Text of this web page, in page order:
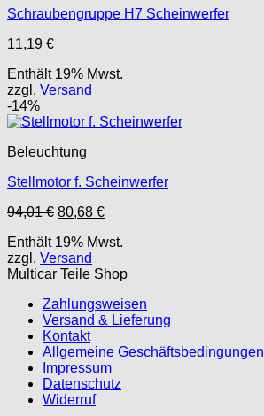
Schraubengruppe H7 Scheinwerfer
11,19 €
Enthält 19% Mwst.
zzgl. Versand
-14%
Beleuchtung
Stellmotor f. Scheinwerfer
94,01€ Ursprünglicher
war:
94,01 €
80,68 €Aktueller
ist:
Enthält 19% Mwst.
zzgl. Versand
Multicar Teile Shop
Zahlungsweisen
Versand & Lieferung
Kontakt
Allgemeine Geschäftsbedingungen
Impressum
Datenschutz
Widerruf